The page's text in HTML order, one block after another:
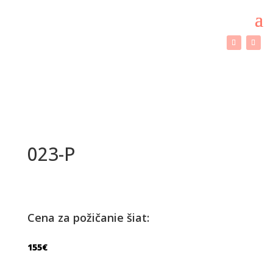
023-P
Cena za požičanie šiat:
155€